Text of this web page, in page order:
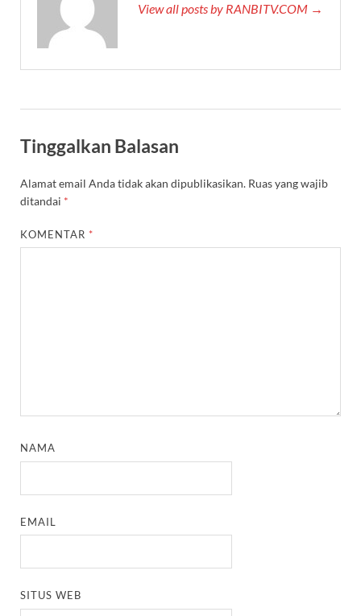
View all posts by RANBITV.COM →
Tinggalkan Balasan
Alamat email Anda tidak akan dipublikasikan. Ruas yang wajib
ditandai *
KOMENTAR *
NAMA
EMAIL
SITUS WEB